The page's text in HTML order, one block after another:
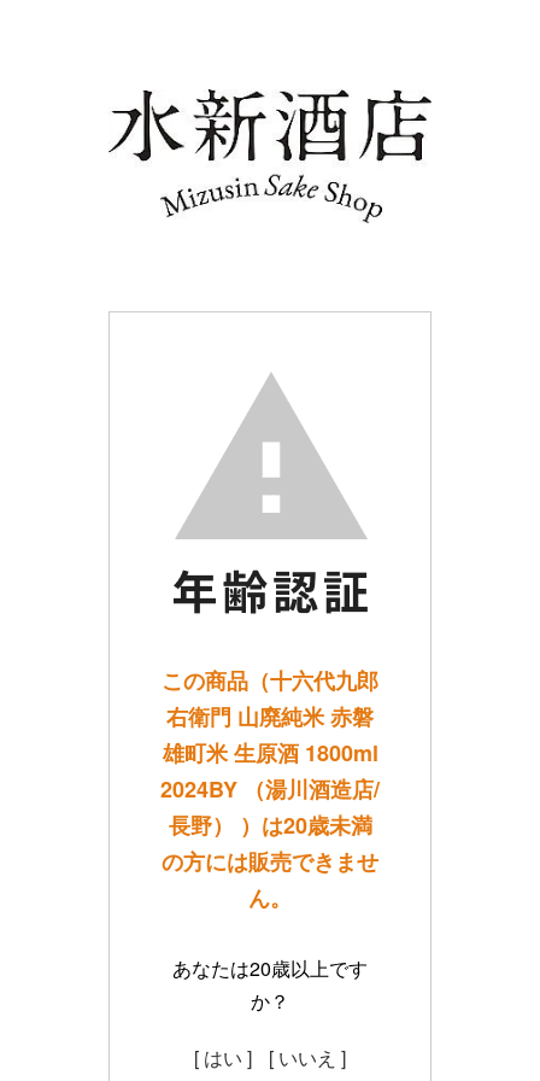
この商品（十六代九郎
右衛門 山廃純米 赤磐
雄町米 生原酒 1800ml
2024BY （湯川酒造店/
長野） ）は20歳未満
の方には販売できませ
ん。
あなたは20歳以上です
か？
[ はい ] [ いいえ ]